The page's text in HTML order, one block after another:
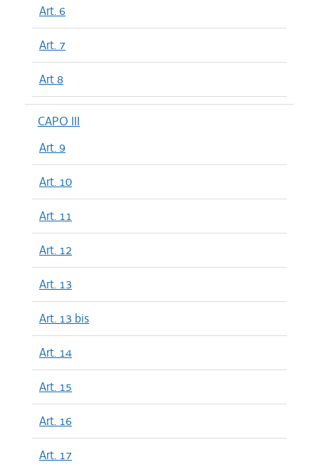
Art. 6
Art. 7
Art 8
CAPO III
Art. 9
Art. 10
Art. 11
Art. 12
Art. 13
Art. 13 bis
Art. 14
Art. 15
Art. 16
Art. 17